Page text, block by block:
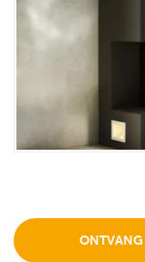
ONTVANG